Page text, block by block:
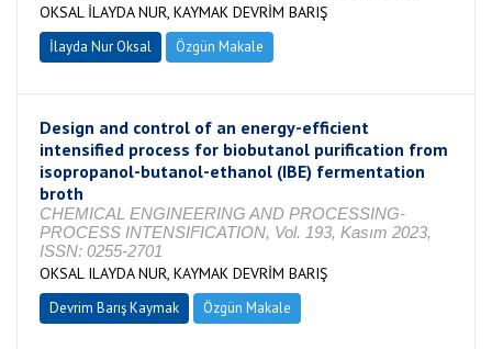
OKSAL İLAYDA NUR, KAYMAK DEVRİM BARIŞ
İlayda Nur Oksal Özgün Makale
Design and control of an energy-efficient
intensified process for biobutanol purification from
isopropanol-butanol-ethanol (IBE) fermentation
broth
CHEMICAL ENGINEERING AND PROCESSING-
PROCESS INTENSIFICATION, Vol. 193, Kasım 2023,
ISSN: 0255-2701
OKSAL ILAYDA NUR, KAYMAK DEVRİM BARIŞ
Devrim Barış Kaymak Özgün Makale